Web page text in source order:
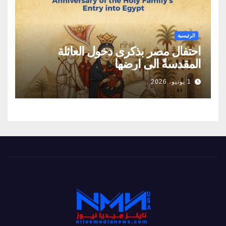
الرئيسية
احتفال مصر بذكرى دخول العائلة
المقدسةً الى ارضها
1 يونيو، 2026